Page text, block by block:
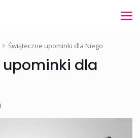
Świąteczne upominki dla Niego
upominki dla